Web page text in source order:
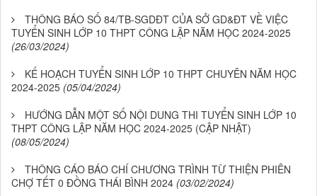
THÔNG BÁO SỐ 84/TB-SGDĐT CỦA SỞ GD&ĐT VỀ VIỆC
TUYỂN SINH LỚP 10 THPT CÔNG LẬP NĂM HỌC 2024-2025
(26/03/2024)
KẾ HOẠCH TUYỂN SINH LỚP 10 THPT CHUYÊN NĂM HỌC
2024-2025 (05/04/2024)
HƯỚNG DẪN MỘT SỐ NỘI DUNG THI TUYỂN SINH LỚP 10
THPT CÔNG LẬP NĂM HỌC 2024-2025 (CẬP NHẬT)
(08/05/2024)
THÔNG CÁO BÁO CHÍ CHƯƠNG TRÌNH TỪ THIỆN PHIÊN
CHỢ TẾT 0 ĐỒNG THÁI BÌNH 2024 (03/02/2024)